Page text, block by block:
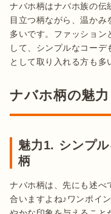
ナバホ柄はナバホ族の伝
目立つ柄ながら、温かみ
多いです。ファッション
して、シンプルなコー
として取り入れる方も多
ナバホ柄の魅力
魅力1. シンプ
柄
ナバホ柄は、先にも述べ
合いますよね♪ワンポイ